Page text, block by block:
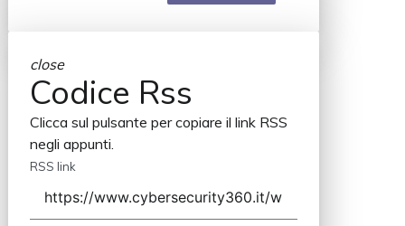
close
Codice Rss
Clicca sul pulsante per copiare il link RSS
negli appunti.
RSS link